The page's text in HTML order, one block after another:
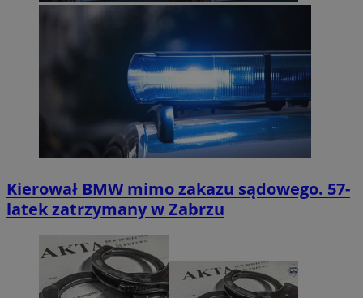
Kierował BMW mimo zakazu sądowego. 57-
latek zatrzymany w Zabrzu